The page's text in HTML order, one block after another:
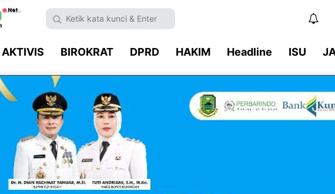
AKTIVIS BIROKRAT DPRD HAKIM Headline ISU